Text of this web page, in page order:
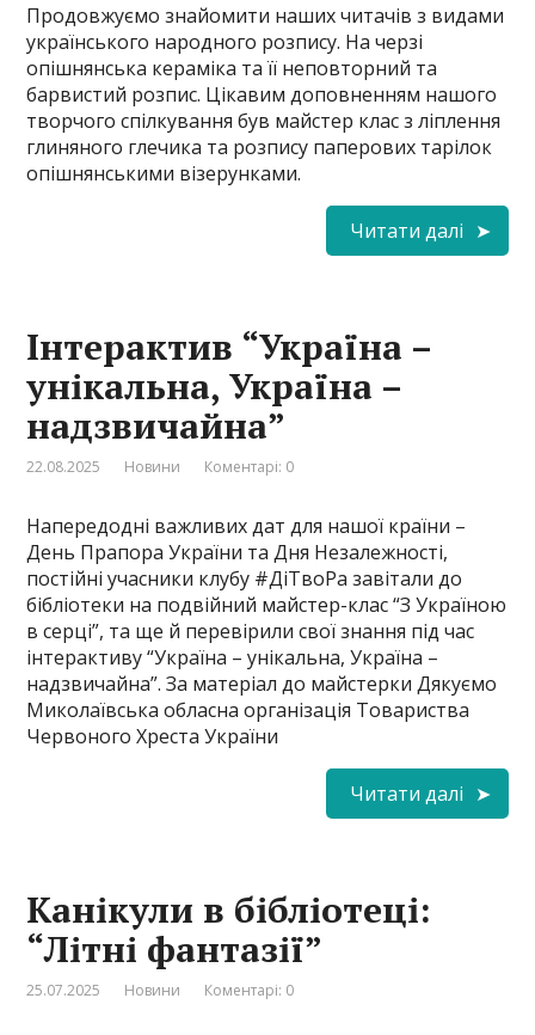
Продовжуємо знайомити наших читачів з видами
українського народного розпису. На черзі
опішнянська кераміка та її неповторний та
барвистий розпис. Цікавим доповненням нашого
творчого спілкування був майстер клас з ліплення
глиняного глечика та розпису паперових тарілок
опішнянськими візерунками.
Читати далі
Інтерактив “Україна –
унікальна, Україна –
надзвичайна”
22.08.2025 Новини Коментарі: 0
Напередодні важливих дат для нашої країни –
День Прапора України та Дня Незалежності,
постійні учасники клубу #ДіТвоРа завітали до
бібліотеки на подвійний майстер-клас “З Україною
в серці”, та ще й перевірили свої знання під час
інтерактиву “Україна – унікальна, Україна –
надзвичайна”. За матеріал до майстерки Дякуємо
Миколаївська обласна організація Товариства
Червоного Хреста України
Читати далі
Канікули в бібліотеці:
“Літні фантазії”
25.07.2025 Новини Коментарі: 0